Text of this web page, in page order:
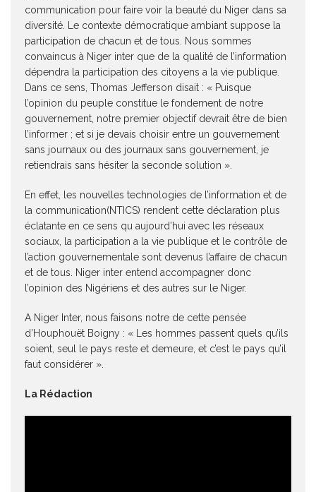
communication pour faire voir la beauté du Niger dans sa
diversité. Le contexte démocratique ambiant suppose la
participation de chacun et de tous. Nous sommes
convaincus à Niger inter que de la qualité de l’information
dépendra la participation des citoyens a la vie publique.
Dans ce sens, Thomas Jefferson disait : « Puisque
l’opinion du peuple constitue le fondement de notre
gouvernement, notre premier objectif devrait être de bien
l’informer ; et si je devais choisir entre un gouvernement
sans journaux ou des journaux sans gouvernement, je
retiendrais sans hésiter la seconde solution ».
En effet, les nouvelles technologies de l’information et de
la communication(NTICS) rendent cette déclaration plus
éclatante en ce sens qu aujourd’hui avec les réseaux
sociaux, la participation a la vie publique et le contrôle de
l’action gouvernementale sont devenus l’affaire de chacun
et de tous. Niger inter entend accompagner donc
l’opinion des Nigériens et des autres sur le Niger.
A Niger Inter, nous faisons notre de cette pensée
d’Houphouët Boigny : « Les hommes passent quels qu’ils
soient, seul le pays reste et demeure, et c’est le pays qu’il
faut considérer ».
La Rédaction